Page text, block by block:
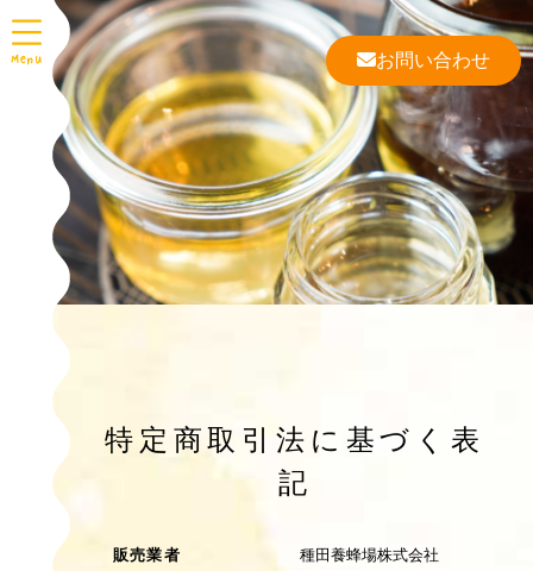
お問い合わせ
特定商取引法に基づく表
記
販売業者 種田養蜂場株式会社